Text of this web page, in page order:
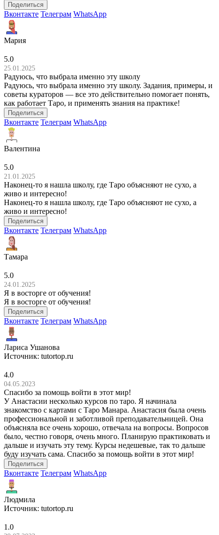
Поделиться
Вконтакте Телеграм WhatsApp
Мария
5.0
25.01.2025
Радуюсь, что выбрала именно эту школу
Радуюсь, что выбрала именно эту школу. Задания, примеры, и
советы кураторов — все это действительно помогает понять,
как работает Таро, и применять знания на практике!
Поделиться
Вконтакте Телеграм WhatsApp
Валентина
5.0
21.01.2025
Наконец-то я нашла школу, где Таро объясняют не сухо, а
живо и интересно!
Наконец-то я нашла школу, где Таро объясняют не сухо, а
живо и интересно!
Поделиться
Вконтакте Телеграм WhatsApp
Тамара
5.0
24.01.2025
Я в восторге от обучения!
Я в восторге от обучения!
Поделиться
Вконтакте Телеграм WhatsApp
Лариса Ушанова
Источник: tutortop.ru
4.0
04.05.2023
Спасибо за помощь войти в этот мир!
У Анастасии несколько курсов по таро. Я начинала
знакомство с картами с Таро Манара. Анастасия была очень
профессиональной и заботливой преподавательницей. Она
объясняла все очень хорошо, отвечала на вопросы. Вопросов
было, честно говоря, очень много. Планирую практиковать и
дальше и изучать эту тему. Курсы недешевые, так то дальше
буду изучать сама. Спасибо за помощь войти в этот мир!
Поделиться
Вконтакте Телеграм WhatsApp
Людмила
Источник: tutortop.ru
1.0